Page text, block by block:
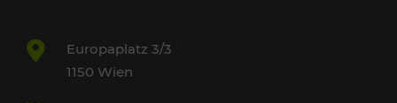
Europaplatz 3/3
1150 Wien